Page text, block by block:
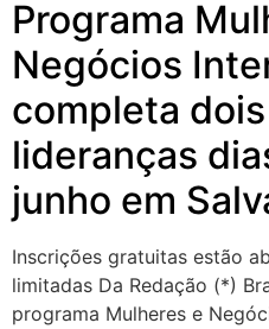
Programa
Negócios
completa
lideranças
junho em
Inscrições gratuitas estão
limitadas Da Redação (*)
programa Mulheres e